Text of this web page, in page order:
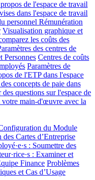
de l'espace de travail
dans l'espace de travail
personnel Rémunération
Visualisation graphique et
les coûts des
des centres de
Personnes Centres de coûts
Paramètres de
de l'ETP dans l'espace
concepts de paie dans
des questions sur l'espace de
votre main-d'œuvre avec la
du Module
des Cartes d’Entreprise
: Soumettre des
: Examiner et
Finance Problèmes
et Cas d’Usage